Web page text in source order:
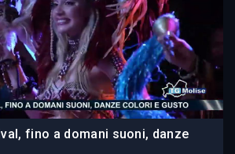
fino a domani suoni, danze